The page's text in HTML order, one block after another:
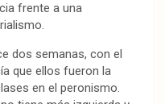
frente a una
dos semanas, con el
que ellos fueron la
en el peronismo.